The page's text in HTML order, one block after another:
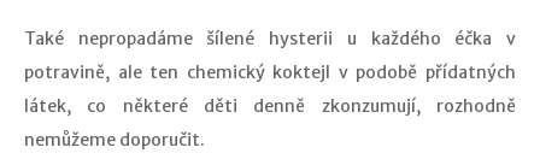
Také nepropadáme šílené hysterii u každého éčka v
potravině, ale ten chemický koktejl v podobě přídatných
látek, co některé děti denně zkonzumují, rozhodně
nemůžeme doporučit.